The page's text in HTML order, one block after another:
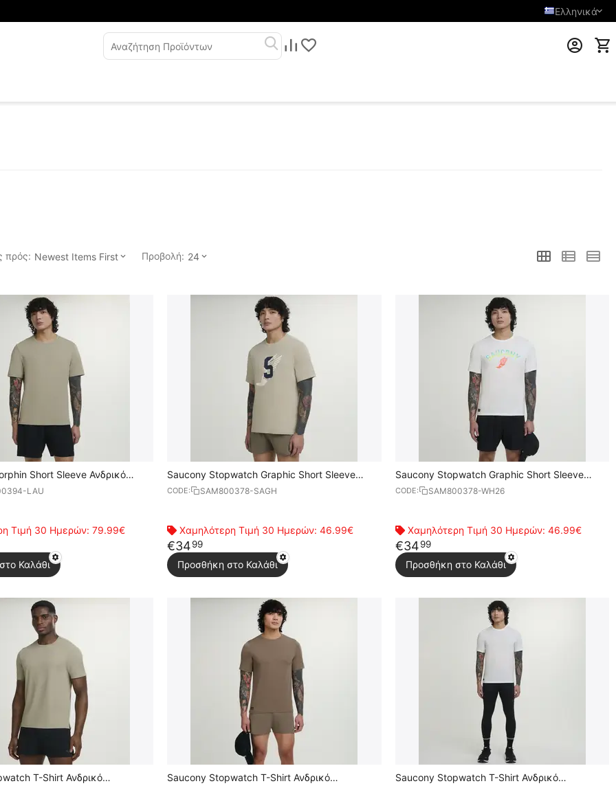
Ελληνικά
πρός: Newest Items First Προβολή: 24
Short Sleeve Ανδρικό
LAU
Τιμή 30 Ημερών: 79.99€
Καλάθι
Saucony Stopwatch Graphic Short Sleeve
Ανδρικό Κοντομάνικο
CODE: SAM800378-SAGH
Χαμηλότερη Τιμή 30 Ημερών:46.99€
€3499
Προσθήκη στο Καλάθι
Saucony Stopwatch Graphic Short Sleeve
Ανδρικό Κοντομάνικο
CODE: SAM800378-WH26
Χαμηλότερη Τιμή 30 Ημερών: 46.99€
€3499
Προσθήκη στο Καλάθι
T-Shirt Ανδρικό
Saucony Stopwatch T-Shirt Ανδρικό
Saucony Stopwatch T-Shirt Ανδρικό